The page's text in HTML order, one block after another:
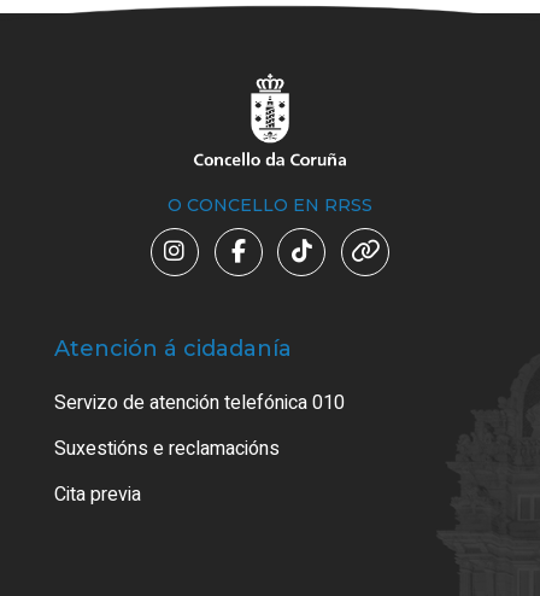
O CONCELLO EN RRSS
Atención á cidadanía
Servizo de atención telefónica 010
Suxestións e reclamacións
Cita previa